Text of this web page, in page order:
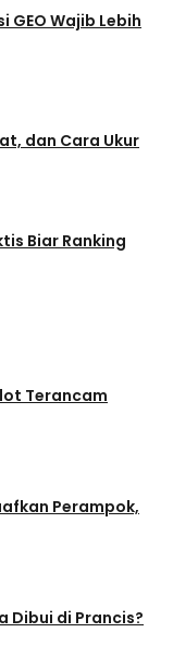
Wajib Lebih
dan Cara Ukur
Biar Ranking
Terancam
Perampok,
Dibui di Prancis?